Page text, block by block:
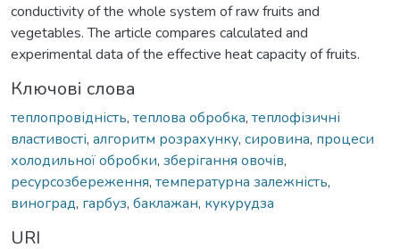
conductivity of the whole system of raw fruits and
vegetables. The article compares calculated and
experimental data of the effective heat capacity of fruits.
Ключові слова
теплопровідність, теплова обробка, теплофізичні
властивості, алгоритм розрахунку, сировина, процеси
холодильної обробки, зберігання овочів,
ресурсозбереження, температурна залежність,
виноград, гарбуз, баклажан, кукурудза
URI